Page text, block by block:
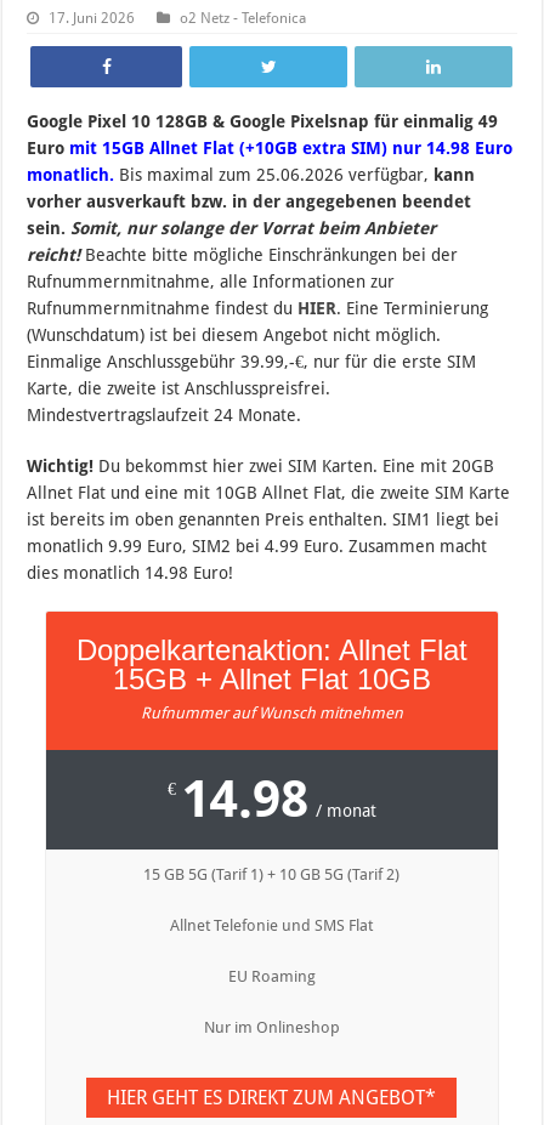
17. Juni 2026 o2 Netz - Telefonica
Google Pixel 10 128GB & Google Pixelsnap für einmalig 49
Euro mit 15GB Allnet Flat (+10GB extra SIM) nur 14.98 Euro
monatlich. Bis maximal zum 25.06.2026 verfügbar, kann
vorher ausverkauft bzw. in der angegebenen beendet
sein. Somit, nur solange der Vorrat beim Anbieter
reicht!Beachte bitte mögliche Einschränkungen bei der
Rufnummernmitnahme, alle Informationen zur
Rufnummernmitnahme findest du HIER. Eine Terminierung
(Wunschdatum) ist bei diesem Angebot nicht möglich.
Einmalige Anschlussgebühr 39.99,-€, nur für die erste SIM
Karte, die zweite ist Anschlusspreisfrei.
Mindestvertragslaufzeit 24 Monate.
Wichtig! Du bekommst hier zwei SIM Karten. Eine mit 20GB
Allnet Flat und eine mit 10GB Allnet Flat, die zweite SIM Karte
ist bereits im oben genannten Preis enthalten. SIM1 liegt bei
monatlich 9.99 Euro, SIM2 bei 4.99 Euro. Zusammen macht
dies monatlich 14.98 Euro!
Doppelkartenaktion: Allnet Flat
15GB + Allnet Flat 10GB
Rufnummer auf Wunsch mitnehmen
€ 14.98 / monat
15 GB 5G (Tarif 1) + 10 GB 5G (Tarif 2)
Allnet Telefonie und SMS Flat
EU Roaming
Nur im Onlineshop
HIER GEHT ES DIREKT ZUM ANGEBOT*